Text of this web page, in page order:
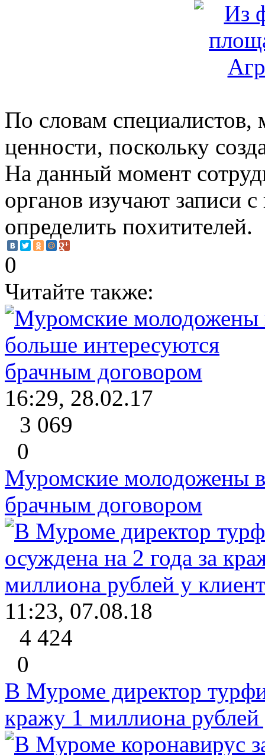
По словам специалистов,
ценности, поскольку
На данный момент
органов изучают записи
определить похитителей.
0
Читайте также:
16:29, 28.02.17
3 069
0
Муромские молодожены
брачным договором
11:23, 07.08.18
4 424
0
В Муроме директор
кражу 1 миллиона рублей